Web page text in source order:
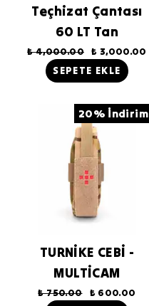
Teçhizat Çantası
60 LT Tan
₺ 4,000.00 ₺ 3,000.00
SEPETE EKLE
20% İndirim
TURNİKE CEBİ -
MULTİCAM
₺ 750.00 ₺ 600.00